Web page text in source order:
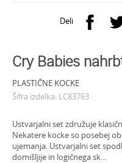
Deli
Cry Babies
PLASTIČNE KOCKE
Šifra izdelka: LC83763
Ustvarjalni set združuje
Nekatere kocke so posebej
ujemanja. Ustvarjalni set
domišljije in logičnega sk...